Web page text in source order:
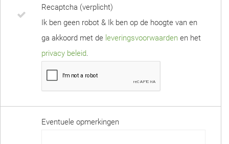
Recaptcha (verplicht)
Ik ben geen robot & Ik ben op de hoogte van en
ga akkoord met de leveringsvoorwaarden en het
privacy beleid.
Eventuele opmerkingen